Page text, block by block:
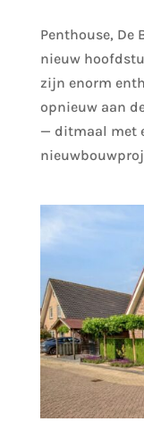
Penthouse, De
nieuw
zijn enorm
opnieuw aan
— ditmaal met